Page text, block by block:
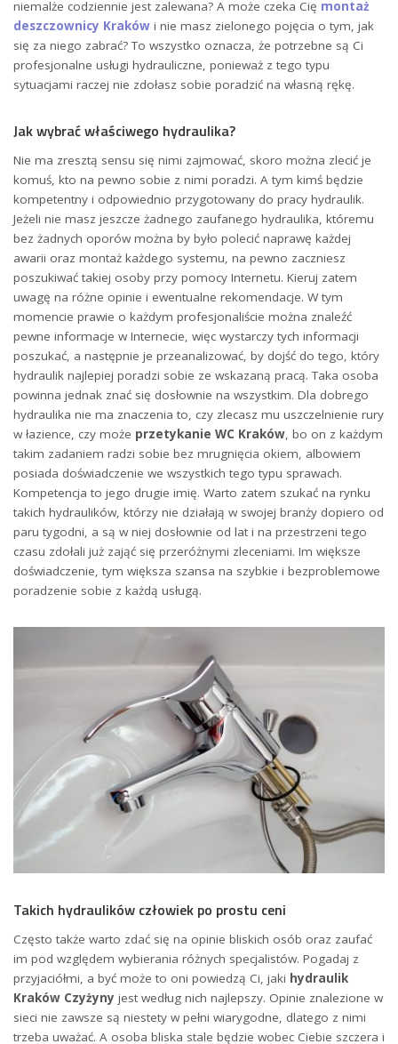
niemalże codziennie jest zalewana? A może czeka Cię montaż
deszczownicy Kraków i nie masz zielonego pojęcia o tym, jak
się za niego zabrać? To wszystko oznacza, że potrzebne są Ci
profesjonalne usługi hydrauliczne, ponieważ z tego typu
sytuacjami raczej nie zdołasz sobie poradzić na własną rękę.
Jak wybrać właściwego hydraulika?
Nie ma zresztą sensu się nimi zajmować, skoro można zlecić je
komuś, kto na pewno sobie z nimi poradzi. A tym kimś będzie
kompetentny i odpowiednio przygotowany do pracy hydraulik.
Jeżeli nie masz jeszcze żadnego zaufanego hydraulika, któremu
bez żadnych oporów można by było polecić naprawę każdej
awarii oraz montaż każdego systemu, na pewno zaczniesz
poszukiwać takiej osoby przy pomocy Internetu. Kieruj zatem
uwagę na różne opinie i ewentualne rekomendacje. W tym
momencie prawie o każdym profesjonaliście można znaleźć
pewne informacje w Internecie, więc wystarczy tych informacji
poszukać, a następnie je przeanalizować, by dojść do tego, który
hydraulik najlepiej poradzi sobie ze wskazaną pracą. Taka osoba
powinna jednak znać się dosłownie na wszystkim. Dla dobrego
hydraulika nie ma znaczenia to, czy zlecasz mu uszczelnienie rury
w łazience, czy może przetykanie WC Kraków, bo on z każdym
takim zadaniem radzi sobie bez mrugnięcia okiem, albowiem
posiada doświadczenie we wszystkich tego typu sprawach.
Kompetencja to jego drugie imię. Warto zatem szukać na rynku
takich hydraulików, którzy nie działają w swojej branży dopiero od
paru tygodni, a są w niej dosłownie od lat i na przestrzeni tego
czasu zdołali już zająć się przeróżnymi zleceniami. Im większe
doświadczenie, tym większa szansa na szybkie i bezproblemowe
poradzenie sobie z każdą usługą.
Takich hydraulików człowiek po prostu ceni
Często także warto zdać się na opinie bliskich osób oraz zaufać
im pod względem wybierania różnych specjalistów. Pogadaj z
przyjaciółmi, a być może to oni powiedzą Ci, jaki hydraulik
Kraków Czyżyny jest według nich najlepszy. Opinie znalezione w
sieci nie zawsze są niestety w pełni wiarygodne, dlatego z nimi
trzeba uważać. A osoba bliska stale będzie wobec Ciebie szczera i